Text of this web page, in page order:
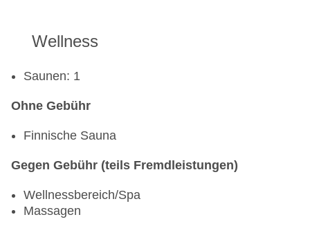
Wellness
Saunen: 1
Ohne Gebühr
Finnische Sauna
Gegen Gebühr (teils Fremdleistungen)
Wellnessbereich/Spa
Massagen